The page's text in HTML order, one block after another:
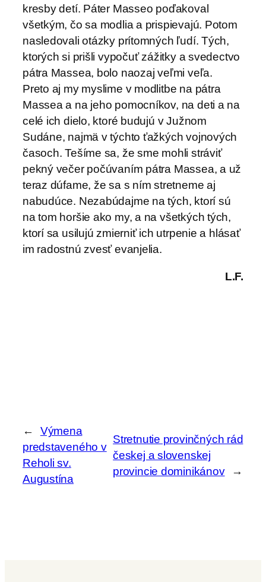
kresby detí. Páter Masseo poďakoval
všetkým, čo sa modlia a prispievajú. Potom
nasledovali otázky prítomných ľudí. Tých,
ktorých si prišli vypočuť zážitky a svedectvo
pátra Massea, bolo naozaj veľmi veľa.
Preto aj my myslime v modlitbe na pátra
Massea a na jeho pomocníkov, na deti a na
celé ich dielo, ktoré budujú v Južnom
Sudáne, najmä v týchto ťažkých vojnových
časoch. Tešíme sa, že sme mohli stráviť
pekný večer počúvaním pátra Massea, a už
teraz dúfame, že sa s ním stretneme aj
nabudúce. Nezabúdajme na tých, ktorí sú
na tom horšie ako my, a na všetkých tých,
ktorí sa usilujú zmierniť ich utrpenie a hlásať
im radostnú zvesť evanjelia.
L.F.
←
Výmena
predstaveného v
Reholi sv.
Augustína
Stretnutie provinčných rád
českej a slovenskej
provincie dominikánov
→